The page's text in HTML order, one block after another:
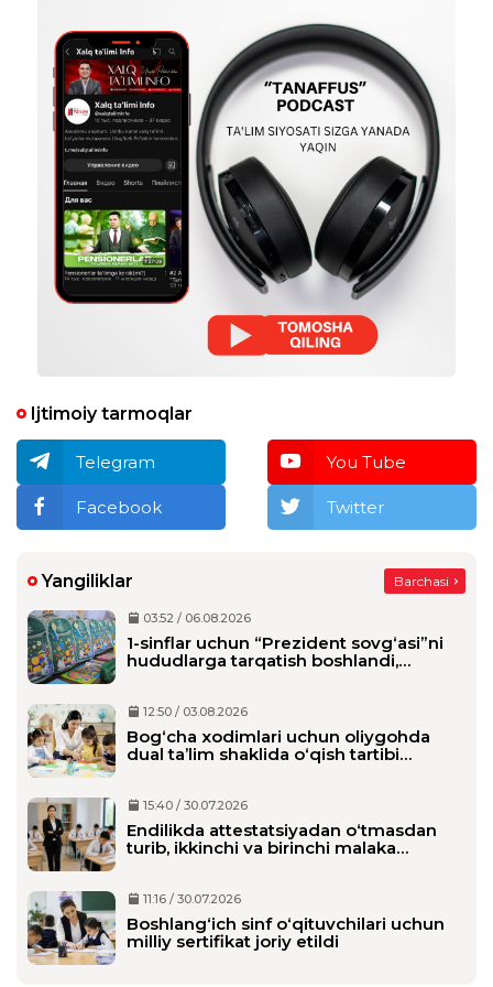
Ijtimoiy tarmoqlar
Telegram You Tube
Facebook Twitter
Yangiliklar Barchasi
03:52 / 06.08.2026
1-sinflar uchun “Prezident sovg‘asi”ni
hududlarga tarqatish boshlandi,
12:50 / 03.08.2026
Bog‘cha xodimlari uchun oliygohda
dual ta’lim shaklida o‘qish tartibi
15:40 / 30.07.2026
Endilikda attestatsiyadan o‘tmasdan
turib, ikkinchi va birinchi malaka
11:16 / 30.07.2026
Boshlang‘ich sinf o‘qituvchilari uchun
milliy sertifikat joriy etildi